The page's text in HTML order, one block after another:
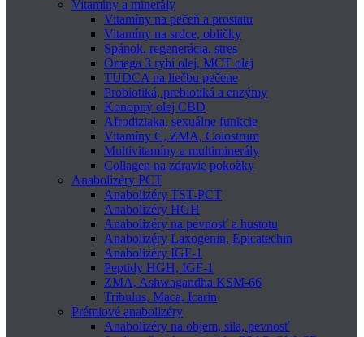
Vitamíny a minerály
Vitamíny na pečeň a prostatu
Vitamíny na srdce, obličky
Spánok, regenerácia, stres
Omega 3 rybí olej, MCT olej
TUDCA na liečbu pečene
Probiotiká, prebiotiká a enzýmy
Konopný olej CBD
Afrodiziaka, sexuálne funkcie
Vitamíny C, ZMA, Colostrum
Multivitamíny a multiminerály
Collagen na zdravie pokožky
Anabolizéry PCT
Anabolizéry TST-PCT
Anabolizéry HGH
Anabolizéry na pevnosť a hustotu
Anabolizéry Laxogenin, Epicatechin
Anabolizéry IGF-1
Peptidy HGH, IGF-1
ZMA, Ashwagandha KSM-66
Tribulus, Maca, Icarin
Prémiové anabolizéry
Anabolizéry na objem, sila, pevnosť